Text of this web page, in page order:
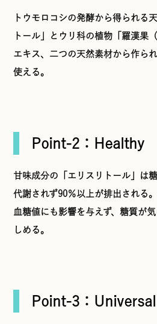
トウモロコシの発酵から得られる
トール」とウリ科の植物「羅漢果
エキス、二つの天然素材から作ら
使える。
Point-2：Healthy
甘味成分の「エリスリトール」は
代謝されず90％以上が排出される
血糖値にも影響を与えず、糖質が
しめる。
Point-3：Universal